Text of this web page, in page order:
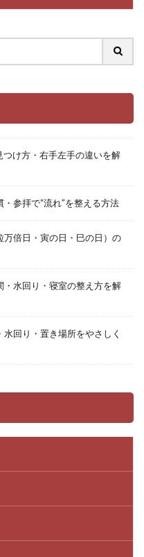
け方・右手左手の違いを解
参拝で“流れ”を整える方法
倍日・寅の日・巳の日）の
水回り・寝室の整え方を解
回り・置き場所をやさしく